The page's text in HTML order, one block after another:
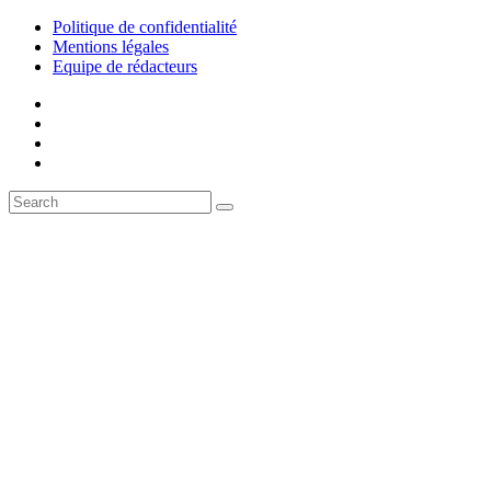
Politique de confidentialité
Mentions légales
Equipe de rédacteurs